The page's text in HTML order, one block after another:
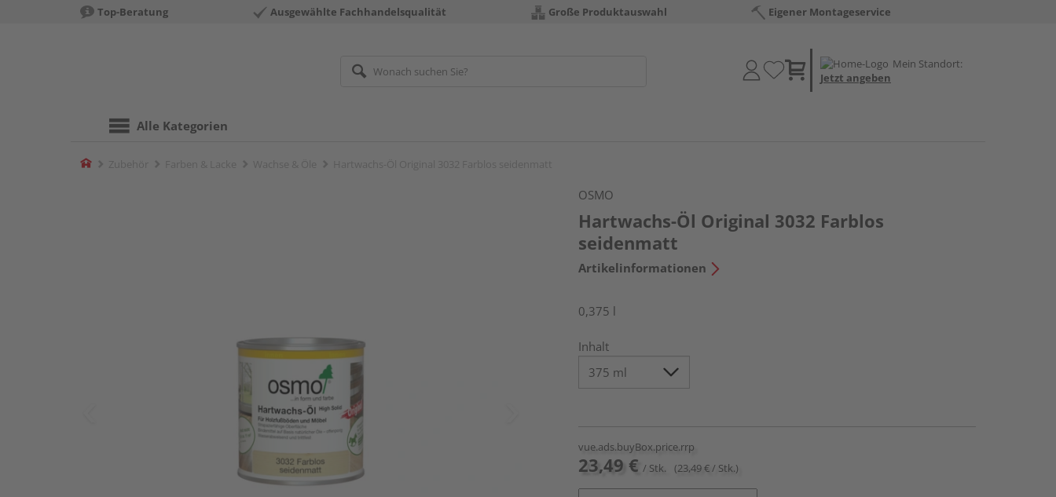
Top-Beratung Ausgewählte Fachhandelsqualität Große Produktauswahl Eigener Montageservice
Mein Standort:
Jetzt angeben
Alle Kategorien
Home
OSMO
Hartwachs-Öl Original 3032 Farblos
seidenmatt
Artikelinformationen
0,375 l
Inhalt
vue.ads.buyBox.price.rrp
23,49 € / Stk. (23,49 € / Stk.)